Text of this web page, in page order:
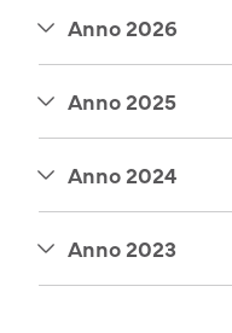
Anno 2026
Anno 2025
Anno 2024
Anno 2023